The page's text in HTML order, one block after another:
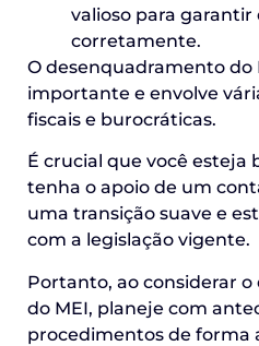
valioso para
corretamente.
O desenquadramento do
importante e envolve
fiscais e burocráticas.
É crucial que você esteja
tenha o apoio de um
uma transição suave e
com a legislação vigente.
Portanto, ao considerar
do MEI, planeje com
procedimentos de forma